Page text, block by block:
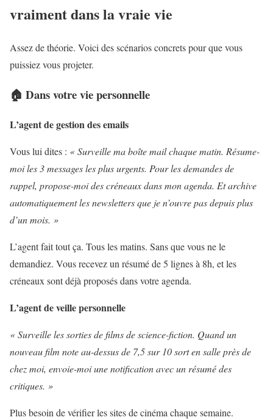
vraiment dans la vraie vie
Assez de théorie. Voici des scénarios concrets pour que vous
puissiez vous projeter.
🏠 Dans votre vie personnelle
L’agent de gestion des emails
Vous lui dites : « Surveille ma boîte mail chaque matin. Résume-
moi les 3 messages les plus urgents. Pour les demandes de
rappel, propose-moi des créneaux dans mon agenda. Et archive
automatiquement les newsletters que je n’ouvre pas depuis plus
d’un mois. »
L’agent fait tout ça. Tous les matins. Sans que vous ne le
demandiez. Vous recevez un résumé de 5 lignes à 8h, et les
créneaux sont déjà proposés dans votre agenda.
L’agent de veille personnelle
« Surveille les sorties de films de science-fiction. Quand un
nouveau film note au-dessus de 7,5 sur 10 sort en salle près de
chez moi, envoie-moi une notification avec un résumé des
critiques. »
Plus besoin de vérifier les sites de cinéma chaque semaine.